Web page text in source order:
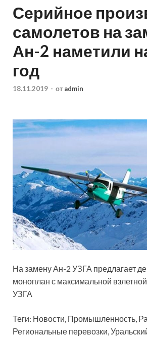
Серийное
самолетов на
Ан-2 наметили
год
18.11.2019 - от admin
На замену Ан-2 УЗГА предлагает
моноплан с максимальной
УЗГА
Теги: Новости, Промышленность,
Региональные перевозки,